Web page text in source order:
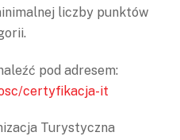
liczby punktów
pod adresem:
certyfikacja-it
Turystyczna